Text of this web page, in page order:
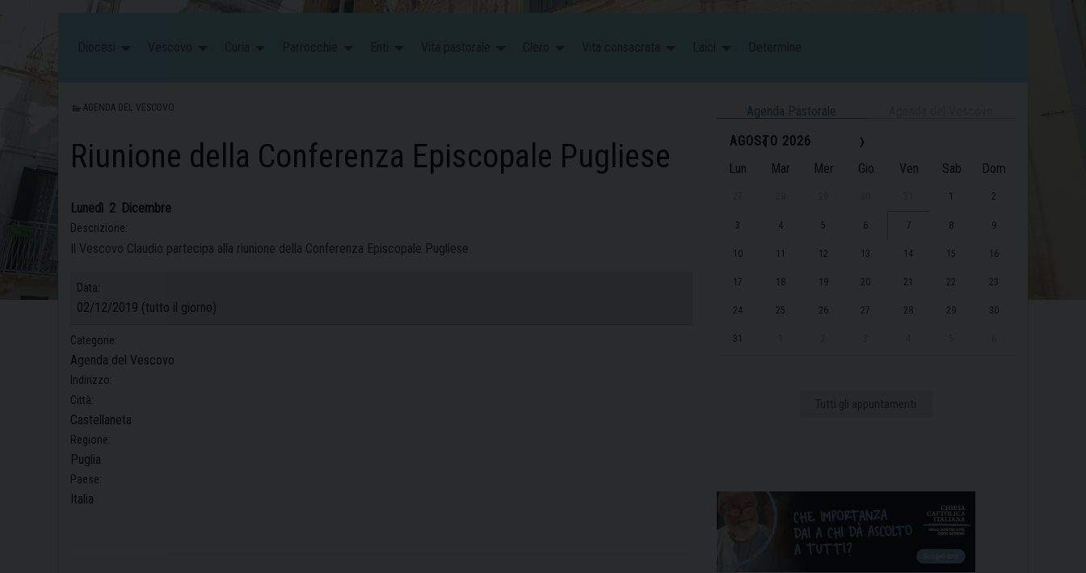
AGENDA DEL VESCOVO
Riunione della Conferenza Episcopale Pugliese
Lunedì 2 Dicembre
Descrizione:
Il Vescovo Claudio partecipa alla riunione della Conferenza Episcopale Pugliese
Data:
02/12/2019 (tutto il giorno)
Categorie:
Agenda del Vescovo
Indirizzo:
Città:
Castellaneta
Regione:
Puglia
Paese:
Italia
Agenda Pastorale
‹
AGOSTO 2026 ›
Lun Mar Mer Gio Ven Sab Dom
1 2
3 4 5 6 7 8 9
10 11 12 13 14 15 16
17 18 19 20 21 22 23
24 25 26 27 28 29 30
31